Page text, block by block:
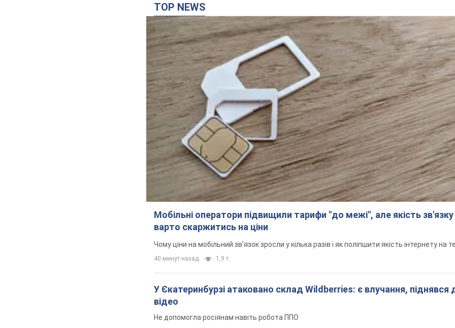
TOP NEWS
Мобільні оператори підвищили тарифи "до межі", але якість
варто скаржитись на ціни
Чому ціни на мобільний зв'язок зросли у кілька разів і як поліпшити якість інтернету на
40 минут назад 1,9 т.
У Єкатеринбурзі атаковано склад Wildberries: є влучання, піднявся
відео
Не допомогла росіянам навіть робота ППО